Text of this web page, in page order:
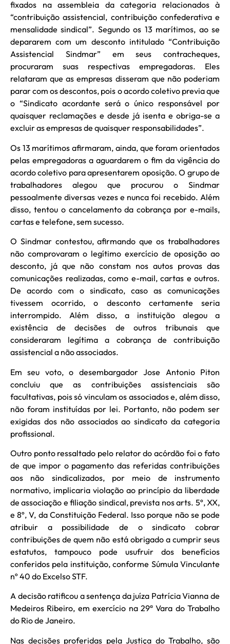
fixados na assembleia da categoria relacionados à
“contribuição assistencial, contribuição confederativa e
mensalidade sindical”. Segundo os 13 marítimos, ao se
depararem com um desconto intitulado “Contribuição
Assistencial Sindmar” em seus contracheques,
procuraram suas respectivas empregadoras. Eles
relataram que as empresas disseram que não poderiam
parar com os descontos, pois o acordo coletivo previa que
o “Sindicato acordante será o único responsável por
quaisquer reclamações e desde já isenta e obriga-se a
excluir as empresas de quaisquer responsabilidades”.
Os 13 marítimos afirmaram, ainda, que foram orientados
pelas empregadoras a aguardarem o fim da vigência do
acordo coletivo para apresentarem oposição. O grupo de
trabalhadores alegou que procurou o Sindmar
pessoalmente diversas vezes e nunca foi recebido. Além
disso, tentou o cancelamento da cobrança por e-mails,
cartas e telefone, sem sucesso.
O Sindmar contestou, afirmando que os trabalhadores
não comprovaram o legítimo exercício de oposição ao
desconto, já que não constam nos autos provas das
comunicações realizadas, como e-mail, cartas e outros.
De acordo com o sindicato, caso as comunicações
tivessem ocorrido, o desconto certamente seria
interrompido. Além disso, a instituição alegou a
existência de decisões de outros tribunais que
consideraram legítima a cobrança de contribuição
assistencial a não associados.
Em seu voto, o desembargador Jose Antonio Piton
concluiu que as contribuições assistenciais são
facultativas, pois só vinculam os associados e, além disso,
não foram instituídas por lei. Portanto, não podem ser
exigidas dos não associados ao sindicato da categoria
profissional.
Outro ponto ressaltado pelo relator do acórdão foi o fato
de que impor o pagamento das referidas contribuições
aos não sindicalizados, por meio de instrumento
normativo, implicaria violação ao princípio da liberdade
de associação e filiação sindical, prevista nos arts. 5º, XX,
e 8º, V, da Constituição Federal. Isso porque não se pode
atribuir a possibilidade de o sindicato cobrar
contribuições de quem não está obrigado a cumprir seus
estatutos, tampouco pode usufruir dos benefícios
conferidos pela instituição, conforme Súmula Vinculante
nº 40 do Excelso STF.
A decisão ratificou a sentença da juíza Patrícia Vianna de
Medeiros Ribeiro, em exercício na 29ª Vara do Trabalho
do Rio de Janeiro.
Nas decisões proferidas pela Justiça do Trabalho, são